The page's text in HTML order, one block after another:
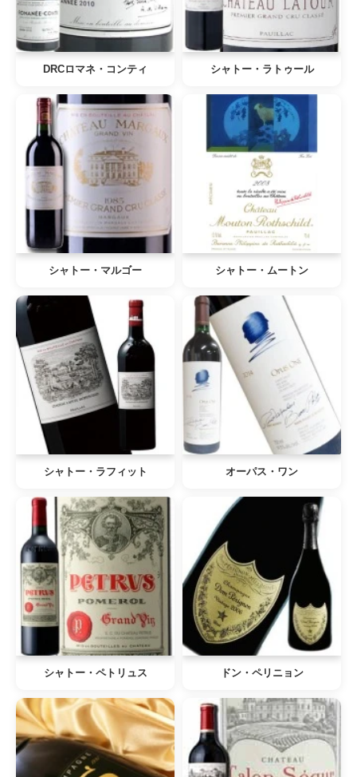
DRCロマネ・コンティ シャトー・ラトゥール
シャトー・マルゴー シャトー・ムートン
シャトー・ラフィット オーパス・ワン
シャトー・ペトリュス ドン・ペリニョン